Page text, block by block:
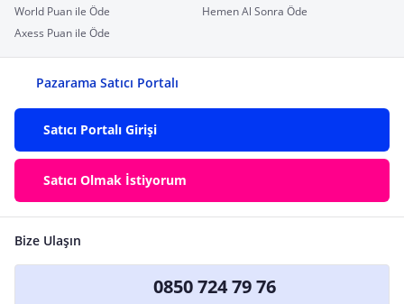
World Puan ile Öde
Hemen Al Sonra Öde
Axess Puan ile Öde
Pazarama Satıcı Portalı
Satıcı Portalı Girişi
Satıcı Olmak İstiyorum
Bize Ulaşın
0850 724 79 76